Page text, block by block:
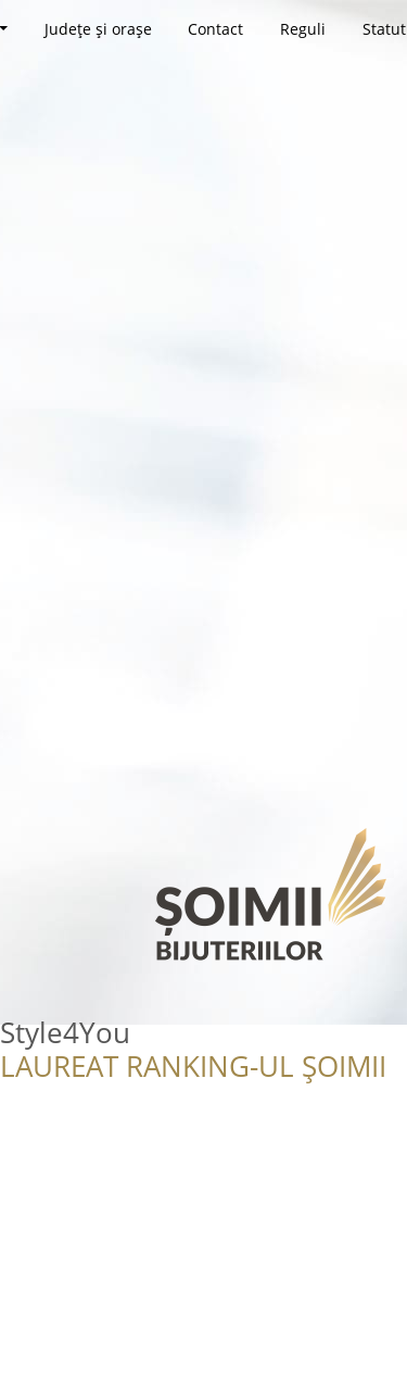
Județe și orașe Contact Reguli Statut
Style4You
LAUREAT RANKING-UL ȘOIMII